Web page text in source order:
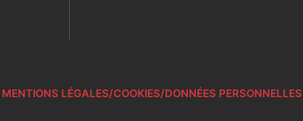
MENTIONS LÉGALES/COOKIES/DONNÉES PERSONNELLES